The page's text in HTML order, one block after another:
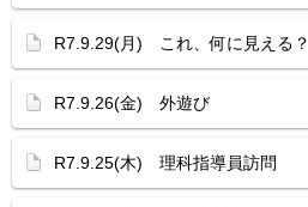
R7.9.29(月) これ、何に見える？
R7.9.26(金) 外遊び
R7.9.25(木) 理科指導員訪問